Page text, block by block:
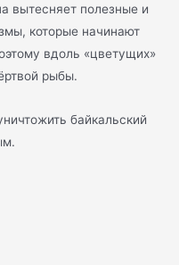
вытесняет полезные и
которые начинают
вдоль «цветущих»
рыбы.
байкальский